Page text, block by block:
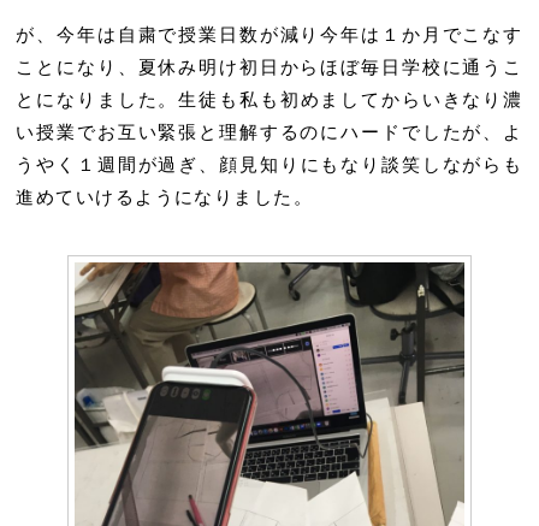
が、今年は自粛で授業日数が減り今年は１か月でこなす
ことになり、夏休み明け初日からほぼ毎日学校に通うこ
とになりました。生徒も私も初めましてからいきなり濃
い授業でお互い緊張と理解するのにハードでしたが、よ
うやく１週間が過ぎ、顔見知りにもなり談笑しながらも
進めていけるようになりました。